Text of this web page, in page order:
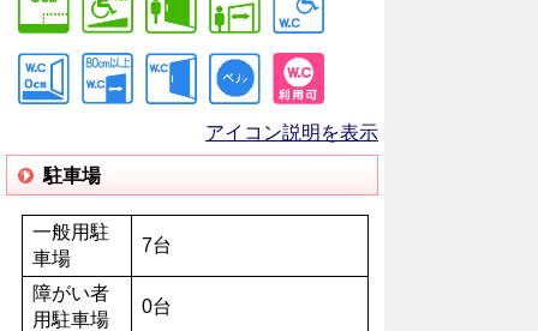
アイコン説明を表示
駐車場
一般用駐
車場
7台
障がい者
用駐車場
0台